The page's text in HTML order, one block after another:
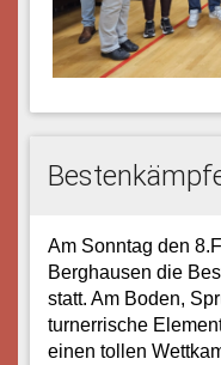
Am Sonntag den
Berghausen die
statt. Am Boden,
turnerrische
einen tollen